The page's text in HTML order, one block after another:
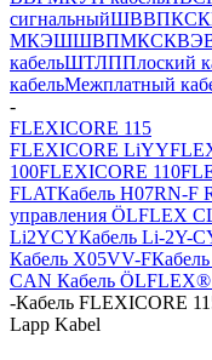
сигнальныйШВВП
МКЭШШВПМ
кабельШТЛППлоский
кабельМежплатный
-
FLEXICORE 115
FLEXICORE LiYY
100FLEXICORE 110
FLATКабель H07RN-F
управления ÖLFLEX
Li2YCYКабель Li-2Y-
Кабель X05VV-F
CAN Кабель
-Кабель FLEXICORE
Lapp Kabel